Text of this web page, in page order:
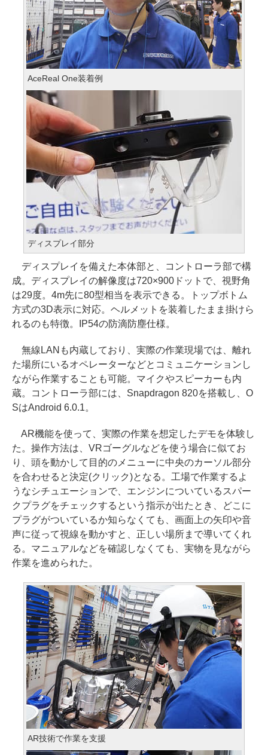
AceReal One装着例
ディスプレイ部分
ディスプレイを備えた本体部と、コントローラ部で構
成。ディスプレイの解像度は720×900ドットで、視野角
は29度。4m先に80型相当を表示できる。トップボトム
方式の3D表示に対応。ヘルメットを装着したまま掛けら
れるのも特徴。IP54の防滴防塵仕様。
無線LANも内蔵しており、実際の作業現場では、離れ
た場所にいるオペレーターなどとコミュニケーションし
ながら作業することも可能。マイクやスピーカーも内
蔵。コントローラ部には、Snapdragon 820を搭載し、O
SはAndroid 6.0.1。
AR機能を使って、実際の作業を想定したデモを体験し
た。操作方法は、VRゴーグルなどを使う場合に似てお
り、頭を動かして目的のメニューに中央のカーソル部分
を合わせると決定(クリック)となる。工場で作業するよ
うなシチュエーションで、エンジンについているスパー
クプラグをチェックするという指示が出たとき、どこに
プラグがついているか知らなくても、画面上の矢印や音
声に従って視線を動かすと、正しい場所まで導いてくれ
る。マニュアルなどを確認しなくても、実物を見ながら
作業を進められた。
AR技術で作業を支援